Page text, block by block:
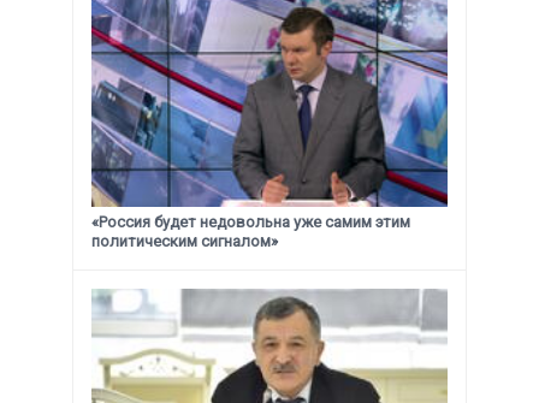
«Россия будет недовольна уже самим этим
политическим сигналом»